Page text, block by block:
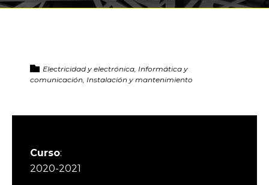
Electricidad y electrónica, Informática y
comunicación, Instalación y mantenimiento
Curso:
2020-2021